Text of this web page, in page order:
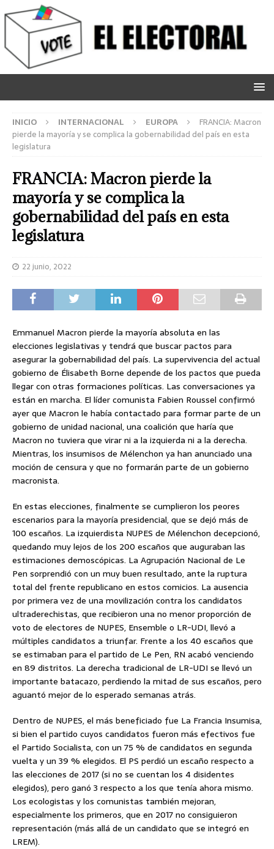
INICIO INTERNACIONAL EUROPA
FRANCIA: Macron
pierde la mayoría y se complica la gobernabilidad del país en esta
legislatura
FRANCIA: Macron pierde la
mayoría y se complica la
gobernabilidad del país en esta
legislatura
22 junio, 2022
Emmanuel Macron pierde la mayoría absoluta en las
elecciones legislativas y tendrá que buscar pactos para
asegurar la gobernabilidad del país. La supervivencia del actual
gobierno de Élisabeth Borne depende de los pactos que pueda
llegar con otras formaciones políticas. Las conversaciones ya
están en marcha. El líder comunista Fabien Roussel confirmó
ayer que Macron le había contactado para formar parte de un
gobierno de unidad nacional, una coalición que haría que
Macron no tuviera que virar ni a la izquierda ni a la derecha.
Mientras, los insumisos de Mélenchon ya han anunciado una
moción de censura y que no formarán parte de un gobierno
macronista.
En estas elecciones, finalmente se cumplieron los peores
escenarios para la mayoría presidencial, que se dejó más de
100 escaños. La izquierdista NUPES de Mélenchon decepcionó,
quedando muy lejos de los 200 escaños que auguraban las
estimaciones demoscópicas. La Agrupación Nacional de Le
Pen sorprendió con un muy buen resultado, ante la ruptura
total del frente republicano en estos comicios. La ausencia
por primera vez de una movilización contra los candidatos
ultraderechistas, que recibieron una no menor proporción de
voto de electores de NUPES, Ensemble o LR-UDI, llevó a
múltiples candidatos a triunfar. Frente a los 40 escaños que
se estimaban para el partido de Le Pen, RN acabó venciendo
en 89 distritos. La derecha tradicional de LR-UDI se llevó un
importante batacazo, perdiendo la mitad de sus escaños, pero
aguantó mejor de lo esperado semanas atrás.
Dentro de NUPES, el más beneficiado fue La Francia Insumisa,
si bien el partido cuyos candidatos fueron más efectivos fue
el Partido Socialista, con un 75 % de candidatos en segunda
vuelta y un 39 % elegidos. El PS perdió un escaño respecto a
las elecciones de 2017 (si no se cuentan los 4 disidentes
elegidos), pero ganó 3 respecto a los que tenía ahora mismo.
Los ecologistas y los comunistas también mejoran,
especialmente los primeros, que en 2017 no consiguieron
representación (más allá de un candidato que se integró en
LREM).